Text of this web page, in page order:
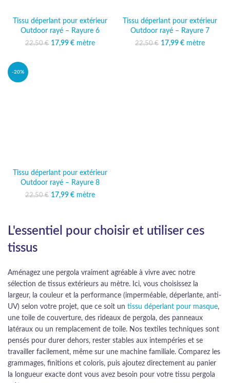
Tissu déperlant pour extérieur
Outdoor rayé – Rayure 6
22,50€ Le prix initial était :
17,99 €
Le prix
mètre
Tissu déperlant pour extérieur
Outdoor rayé – Rayure 7
22,50€ Le prix initial était :
17,99 €
Le prix
mètre
-20%
Tissu déperlant pour extérieur
Outdoor rayé – Rayure 8
22,50€ Le prix initial était :
17,99 €
Le prix
mètre
L'essentiel pour choisir et utiliser ces
tissus
Aménagez une pergola vraiment agréable à vivre avec notre
sélection de tissus extérieurs au mètre. Ici, vous choisissez la
largeur, la couleur et la performance (imperméable, déperlante, anti-
UV) selon votre projet, que ce soit un tissu déperlant pour masque,
une toile de couverture, des rideaux de pergola, des panneaux
latéraux ou un remplacement de toile. Nos textiles techniques sont
pensés pour durer dehors, rester stables aux intempéries et se
travailler facilement, même sur une machine familiale. Comparez les
grammages, finitions et coloris, puis ajoutez directement au panier
la longueur exacte dont vous avez besoin pour votre tissu pergola